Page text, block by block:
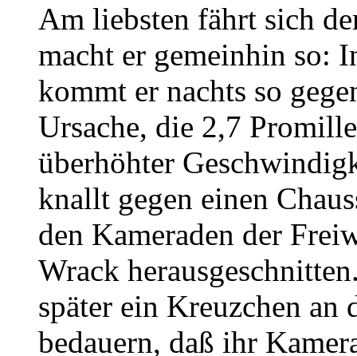
Am liebsten fährt sich
macht er gemeinhin so:
kommt er nachts so
Ursache, die 2,7
überhöhter
knallt gegen einen
den Kameraden der
Wrack
später ein Kreuzchen an
bedauern, daß ihr